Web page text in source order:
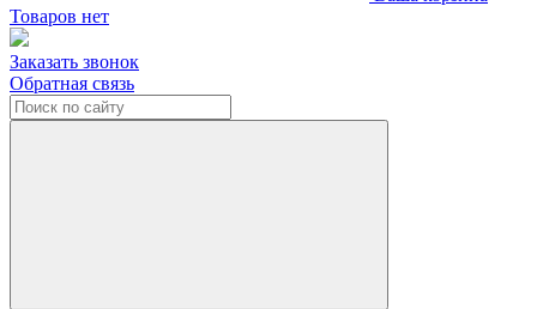
Товаров нет
Заказать звонок
Обратная связь